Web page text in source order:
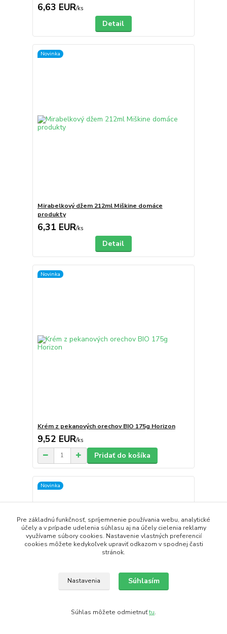
6,63 EUR/ks
Detail
Novinka
Mirabelkový džem 212ml Miškine domáce
produkty
6,31 EUR/ks
Detail
Novinka
Krém z pekanových orechov BIO 175g Horizon
9,52 EUR/ks
Pridať do košíka
Novinka
Pre základnú funkčnosť, spríjemnenie používania webu, analytické
účely a v prípade udelenia súhlasu aj na účely cielenia reklamy
využívame súbory cookies. Nastavenie vlastných preferencií
cookies môžete kedykoľvek upraviť odkazom v spodnej časti
stránok.
Nastavenia Súhlasím
Súhlas môžete odmietnuťtu.